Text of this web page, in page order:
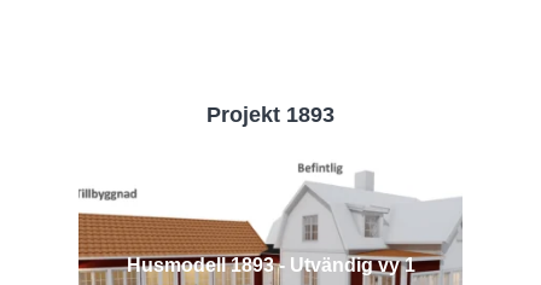
Projekt 1893
Husmodell 1893 - Utvändig vy 1